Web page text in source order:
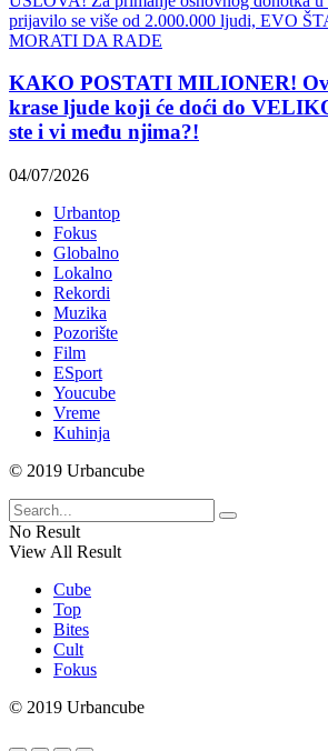
KAKO POSTATI MILIONER!
krase ljude koji će doći do
ste i vi među njima?!
04/07/2026
Urbantop
Fokus
Globalno
Lokalno
Rekordi
Muzika
Pozorište
Film
ESport
Youcube
Vreme
Kuhinja
© 2019 Urbancube
No Result
View All Result
Cube
Top
Bites
Cult
Fokus
© 2019 Urbancube